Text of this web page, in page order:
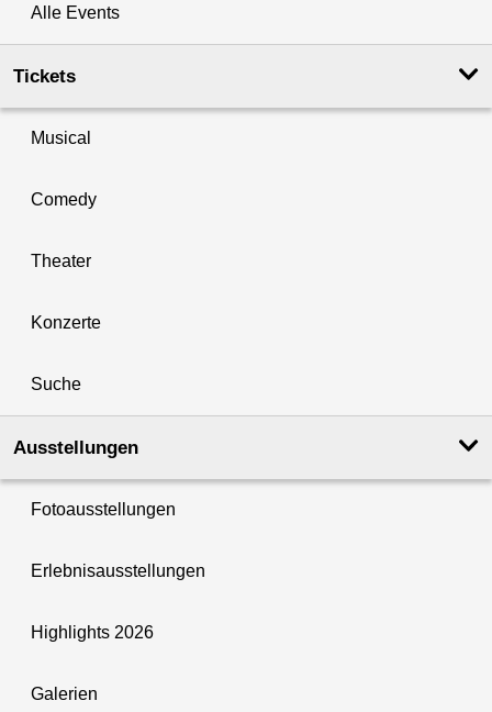
Alle Events
Tickets
Musical
Comedy
Theater
Konzerte
Suche
Ausstellungen
Fotoausstellungen
Erlebnisausstellungen
Highlights 2026
Galerien